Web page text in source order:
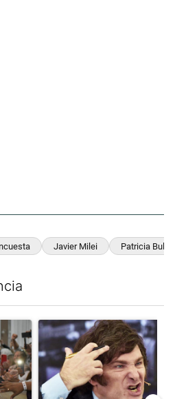
Javier Milei Patricia
con el título "Karina Milei vuelve al
Un artículo de tendencia con